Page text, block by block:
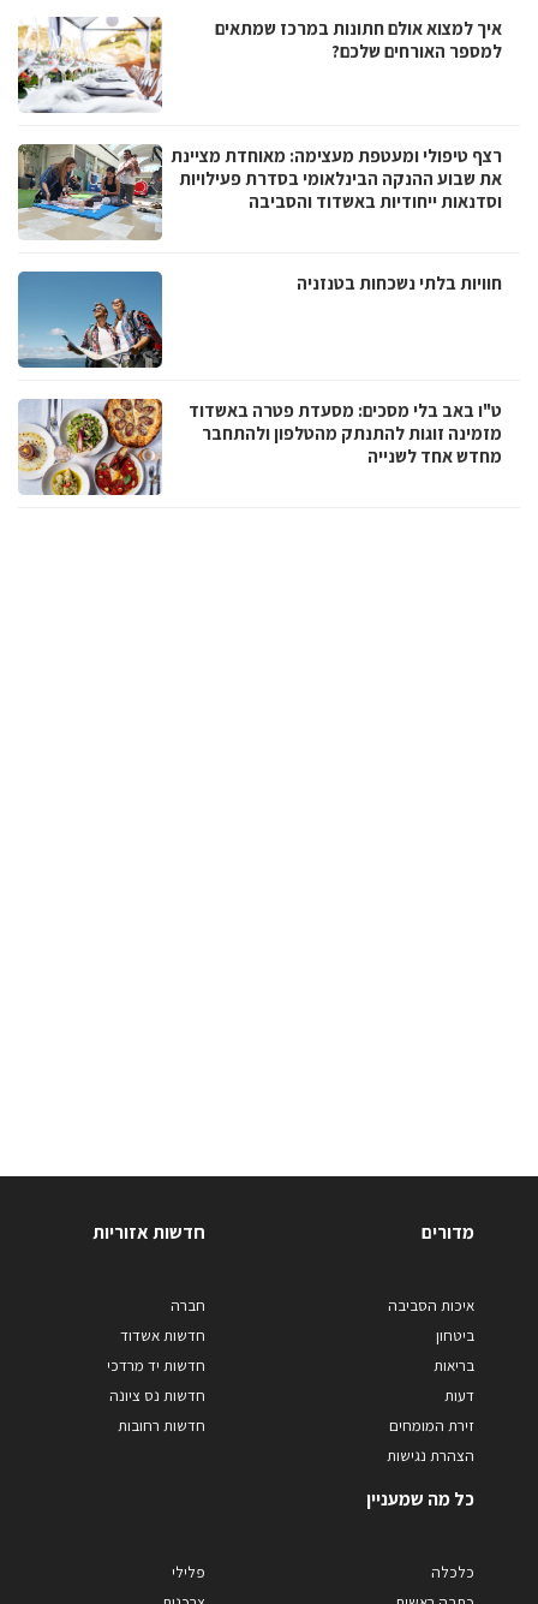
איך למצוא אולם חתונות במרכז שמתאים
למספר האורחים שלכם?
רצף טיפולי ומעטפת מעצימה: מאוחדת מציינת
את שבוע ההנקה הבינלאומי בסדרת פעילויות
וסדנאות ייחודיות באשדוד והסביבה
חוויות בלתי נשכחות בטנזניה
ט"ו באב בלי מסכים: מסעדת פטרה באשדוד
מזמינה זוגות להתנתק מהטלפון ולהתחבר
מחדש אחד לשנייה
מדורים
איכות הסביבה
ביטחון
בריאות
דעות
זירת המומחים
הצהרת נגישות
חדשות אזוריות
חברה
חדשות אשדוד
חדשות יד מרדכי
חדשות נס ציונה
חדשות רחובות
כל מה שמעניין
כלכלה
פלילי